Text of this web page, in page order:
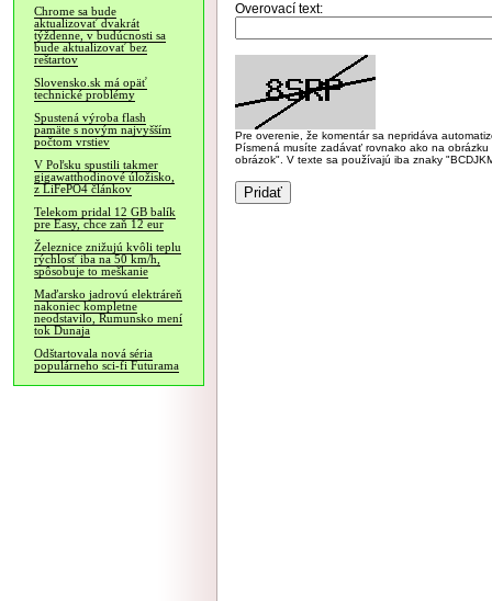
Chrome sa bude
aktualizovať dvakrát
týždenne, v budúcnosti sa
bude aktualizovať bez
reštartov
Slovensko.sk má opäť
technické problémy
Spustená výroba flash
pamäte s novým najvyšším
počtom vrstiev
V Poľsku spustili takmer
gigawatthodinové úložisko,
z LiFePO4 článkov
Telekom pridal 12 GB balík
pre Easy, chce zaň 12 eur
Železnice znižujú kvôli teplu
rýchlosť iba na 50 km/h,
spôsobuje to meškanie
Maďarsko jadrovú elektráreň
nakoniec kompletne
neodstavilo, Rumunsko mení
tok Dunaja
Odštartovala nová séria
populárneho sci-fi Futurama
Overovací text:
Pre overenie, že komentár sa nepridáva
Písmená musíte zadávať rovnako ako na
obrázok". V texte sa používajú iba znaky